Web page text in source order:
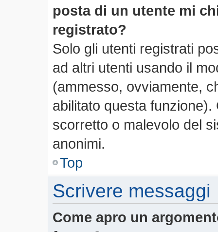
posta di un utente mi
registrato?
Solo gli utenti registrati
ad altri utenti usando il
(ammesso, ovviamente,
abilitato questa
scorretto o malevolo del
anonimi.
Top
Scrivere messaggi
Come apro un